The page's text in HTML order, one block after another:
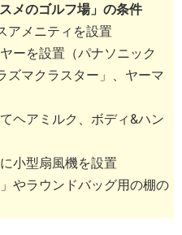
メのゴルフ場」の条件
メニティを設置
ーを設置（パナソニック
ズマクラスター」、ヤーマ
ヘアミルク、ボディ&ハン
小型扇風機を設置
やラウンドバッグ用の棚の